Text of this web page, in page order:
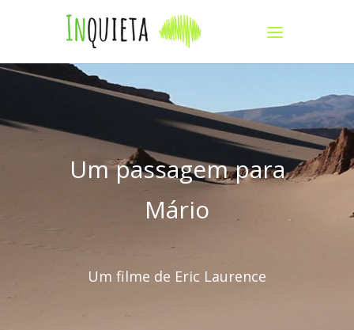
Um passagem para
Mário
Um filme de Eric Laurence